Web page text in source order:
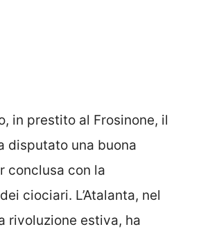
in prestito al Frosinone, il
disputato una buona
conclusa con la
ciociari. L’Atalanta, nel
rivoluzione estiva, ha